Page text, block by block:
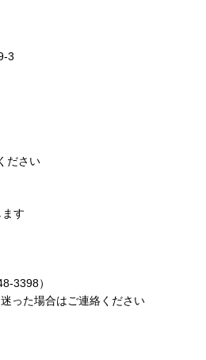
3
ださい
す
3398）
った場合はご連絡ください